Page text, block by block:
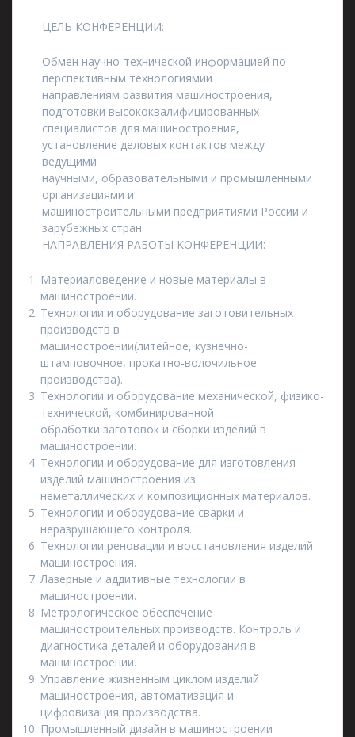
ЦЕЛЬ КОНФЕРЕНЦИИ:
Обмен научно-технической информацией по
перспективным технологиямии
направлениям развития машиностроения,
подготовки высококвалифицированных
специалистов для машиностроения,
установление деловых контактов между
ведущими
научными, образовательными и промышленными
организациями и
машиностроительными предприятиями России и
зарубежных стран.
НАПРАВЛЕНИЯ РАБОТЫ КОНФЕРЕНЦИИ:
Материаловедение и новые материалы в
машиностроении.
Технологии и оборудование заготовительных
производств в
машиностроении(литейное, кузнечно-
штамповочное, прокатно-волочильное
производства).
Технологии и оборудование механической, физико-
технической, комбинированной
обработки заготовок и сборки изделий в
машиностроении.
Технологии и оборудование для изготовления
изделий машиностроения из
неметаллических и композиционных материалов.
Технологии и оборудование сварки и
неразрушающего контроля.
Технологии реновации и восстановления изделий
машиностроения.
Лазерные и аддитивные технологии в
машиностроении.
Метрологическое обеспечение
машиностроительных производств. Контроль и
диагностика деталей и оборудования в
машиностроении.
Управление жизненным циклом изделий
машиностроения, автоматизация и
цифровизация производства.
Промышленный дизайн в машиностроении